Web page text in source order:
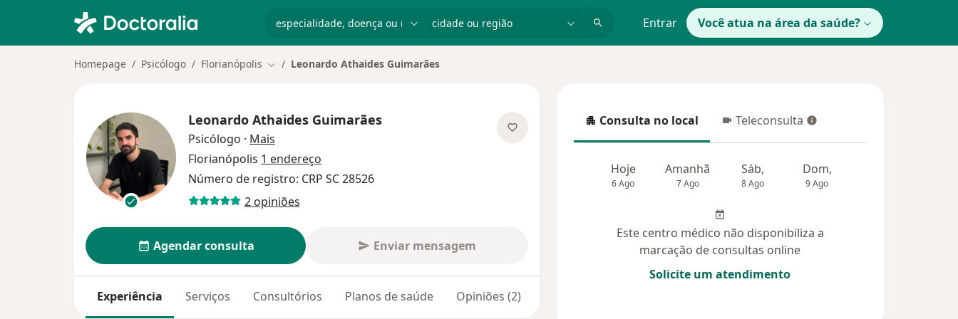
Entrar Você atua na área da saúde?
Homepage Psicólogo Florianópolis Mudar de cidade
Leonardo Athaides Guimarães
Leonardo Athaides Guimarães
Psicólogo · Mais
Florianópolis 1 endereço
Número de registro: CRP SC 28526
2 opiniões
Agendar consulta Enviar mensagem
Experiência Serviços Consultórios Planos de saúde Opiniões (2)
Consulta no local
Consulta no local Teleconsulta
Teleconsulta
Hoje
6 Ago
Amanhã
7 Ago
Sáb,
8 Ago
Dom,
9 Ago
Este centro médico não disponibiliza a
marcação de consultas online
Solicite um atendimento